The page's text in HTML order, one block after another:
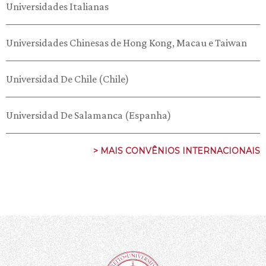
Universidades Italianas
Universidades Chinesas de Hong Kong, Macau e Taiwan
Universidad De Chile (Chile)
Universidad De Salamanca (Espanha)
> MAIS CONVÊNIOS INTERNACIONAIS